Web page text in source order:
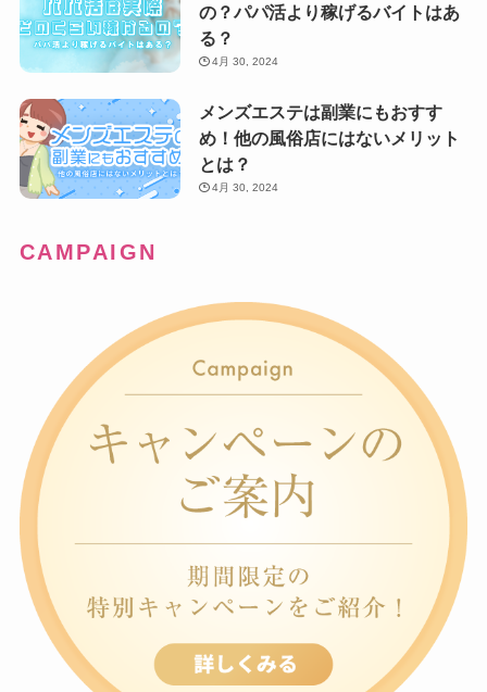
の？パパ活より稼げるバイトはあ
る？
4月 30, 2024
メンズエステは副業にもおすす
め！他の風俗店にはないメリット
とは？
4月 30, 2024
CAMPAIGN